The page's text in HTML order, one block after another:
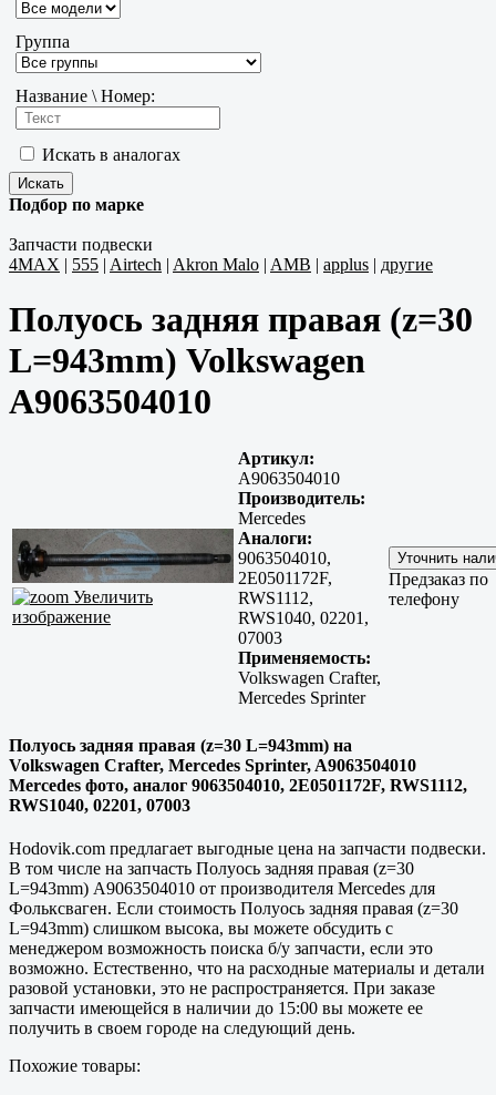
Группа
Название \ Номер:
Искать в аналогах
Подбор по марке
Запчасти подвески
4MAX | 555 | Airtech | Akron Malo | AMB | applus | другие
Полуось задняя правая (z=30
L=943mm) Volkswagen
A9063504010
Увеличить
изображение
Артикул:
A9063504010
Производитель:
Mercedes
Аналоги:
9063504010,
2E0501172F,
RWS1112,
RWS1040, 02201,
07003
Применяемость:
Volkswagen Crafter,
Mercedes Sprinter
Предзаказ по
телефону
Полуось задняя правая (z=30 L=943mm) на
Volkswagen Crafter, Mercedes Sprinter, A9063504010
Mercedes фото, аналог 9063504010, 2E0501172F, RWS1112,
RWS1040, 02201, 07003
Hodovik.com предлагает выгодные цена на запчасти подвески.
В том числе на запчасть Полуось задняя правая (z=30
L=943mm) A9063504010 от производителя Mercedes для
Фольксваген. Если стоимость Полуось задняя правая (z=30
L=943mm) слишком высока, вы можете обсудить с
менеджером возможность поиска б/у запчасти, если это
возможно. Естественно, что на расходные материалы и детали
разовой установки, это не распространяется. При заказе
запчасти имеющейся в наличии до 15:00 вы можете ее
получить в своем городе на следующий день.
Похожие товары: